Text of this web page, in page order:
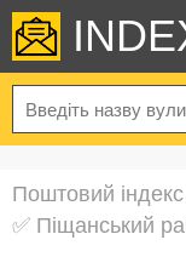
Поштовий індекс
✅ Піщанський